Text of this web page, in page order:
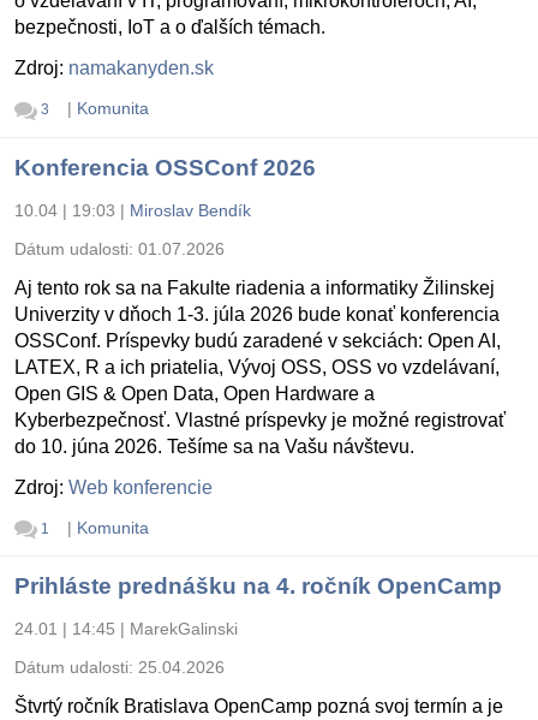
bezpečnosti, IoT a o ďalších témach.
Zdroj: namakanyden.sk
3 | Komunita
Konferencia OSSConf 2026
10.04 | 19:03 | Miroslav Bendík
Dátum udalosti: 01.07.2026
Aj tento rok sa na Fakulte riadenia a informatiky Žilinskej
Univerzity v dňoch 1-3. júla 2026 bude konať konferencia
OSSConf. Príspevky budú zaradené v sekciách: Open AI,
LATEX, R a ich priatelia, Vývoj OSS, OSS vo vzdelávaní,
Open GIS & Open Data, Open Hardware a
Kyberbezpečnosť. Vlastné príspevky je možné registrovať
do 10. júna 2026. Tešíme sa na Vašu návštevu.
Zdroj: Web konferencie
1 | Komunita
Prihláste prednášku na 4. ročník OpenCamp
24.01 | 14:45 | MarekGalinski
Dátum udalosti: 25.04.2026
Štvrtý ročník Bratislava OpenCamp pozná svoj termín a je